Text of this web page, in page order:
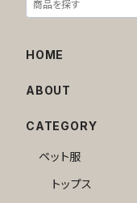
HOME
ABOUT
CATEGORY
ペット服
トップス